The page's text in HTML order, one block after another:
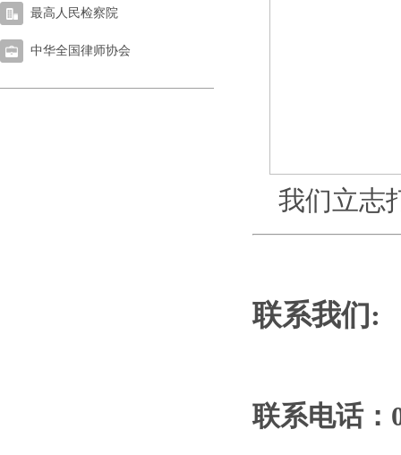
最高人民检察院
中华全国律师协会
我们立志
联系我们:
联系电话：